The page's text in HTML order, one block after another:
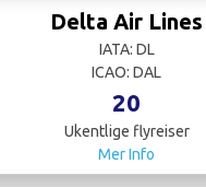
Delta Air Lines
IATA: DL
ICAO: DAL
20
Ukentlige flyreiser
Mer Info